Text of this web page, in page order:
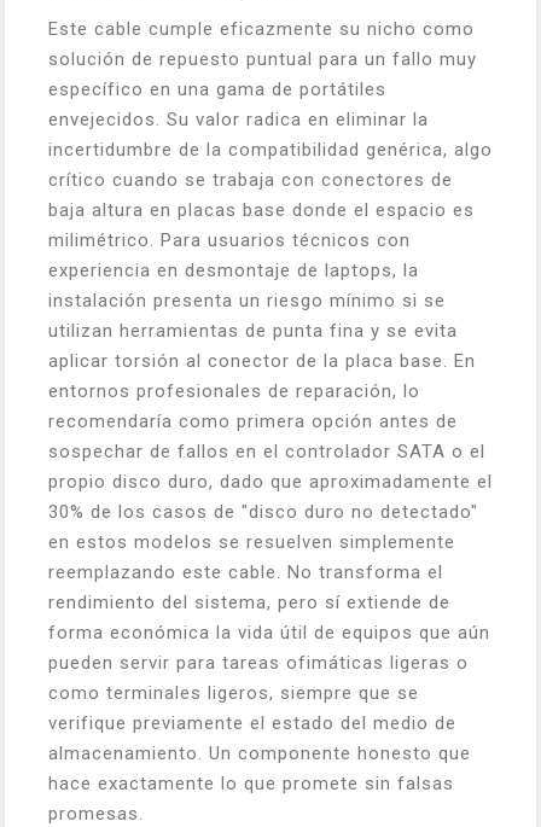
Este cable cumple eficazmente su nicho como
solución de repuesto puntual para un fallo muy
específico en una gama de portátiles
envejecidos. Su valor radica en eliminar la
incertidumbre de la compatibilidad genérica, algo
crítico cuando se trabaja con conectores de
baja altura en placas base donde el espacio es
milimétrico. Para usuarios técnicos con
experiencia en desmontaje de laptops, la
instalación presenta un riesgo mínimo si se
utilizan herramientas de punta fina y se evita
aplicar torsión al conector de la placa base. En
entornos profesionales de reparación, lo
recomendaría como primera opción antes de
sospechar de fallos en el controlador SATA o el
propio disco duro, dado que aproximadamente el
30% de los casos de "disco duro no detectado"
en estos modelos se resuelven simplemente
reemplazando este cable. No transforma el
rendimiento del sistema, pero sí extiende de
forma económica la vida útil de equipos que aún
pueden servir para tareas ofimáticas ligeras o
como terminales ligeros, siempre que se
verifique previamente el estado del medio de
almacenamiento. Un componente honesto que
hace exactamente lo que promete sin falsas
promesas.